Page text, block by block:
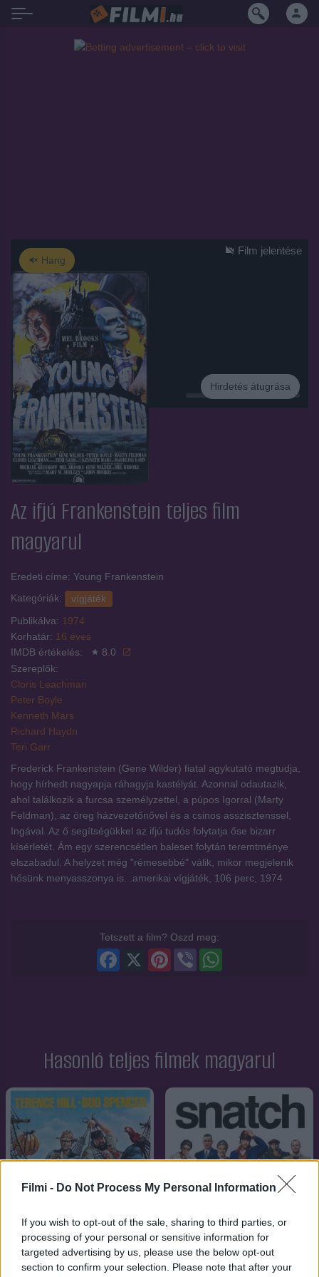
Filmi - Do Not Process My Personal Information
If you wish to opt-out of the sale, sharing to third parties, or
processing of your personal or sensitive information for
targeted advertising by us, please use the below opt-out
section to confirm your selection. Please note that after your
Hang
Hirdetés
Hirdetés átugrása
Film jelentése
Az ifjú Frankenstein teljes film
magyarul
Eredeti címe: Young Frankenstein
Kategóriák:
vígjáték
Publikálva: 1974
Korhatár: 16 éves
IMDB értékelés:
8.0
Szereplők:
Cloris Leachman
Peter Boyle
Kenneth Mars
Richard Haydn
Teri Garr
Frederick Frankenstein (Gene Wilder) fiatal agykutató megtudja,
hogy hírhedt nagyapja ráhagyja kastélyát. Azonnal odautazik,
ahol találkozik a furcsa személyzettel, a púpos Igorral (Marty
Feldman), az öreg házvezetőnővel és a csinos asszisztenssel,
Ingával. Az ő segítségükkel az ifjú tudós folytatja őse bizarr
kísérletét. Ám egy szerencsétlen baleset folytán teremtménye
elszabadul. A helyzet még "rémesebbé" válik, mikor megjelenik
hősünk menyasszonya is. .amerikai vígjáték, 106 perc, 1974
Tetszett a film? Oszd meg:
Viber
Pinterest
X
Facebook
Hasonló teljes filmek magyarul